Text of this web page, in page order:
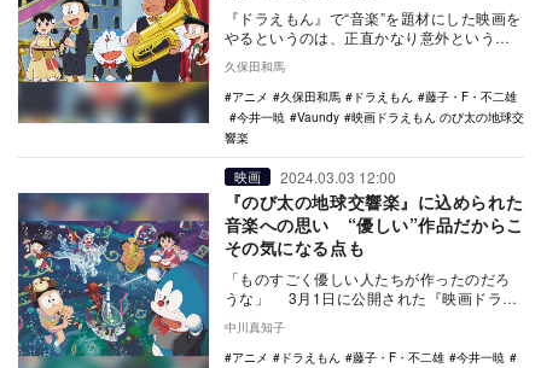
『ドラえもん』で“音楽”を題材にした映画を
やるというのは、正直かなり意外という
てならない。…
久保田和馬
アニメ
久保田和馬 ドラえもん
藤子・F・不二雄
今井一暁
Vaundy
映画ドラえもん のび太の地球交
響楽
映画 2024.03.03 12:00
『のび太の地球交響楽』に込められた
音楽への思い “優しい”作品だからこ
その気になる点も
「ものすごく優しい人たちが作ったのだろ
うな」 3月1日に公開された『映画ドラえ
もん のび太の地球交響楽』を観た感想だっ
た。 …
中川真知子
アニメ
ドラえもん 藤子・F・不二雄
今井一暁